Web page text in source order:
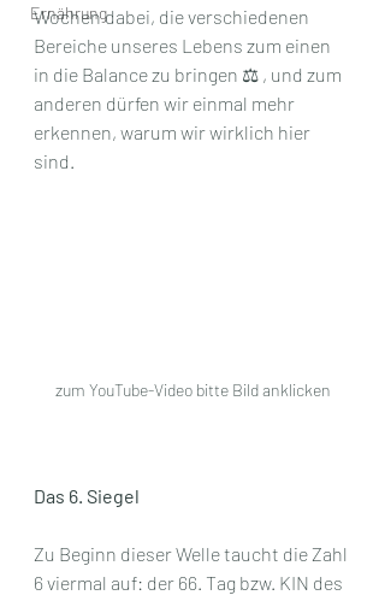
Ernährung
Wochen dabei, die verschiedenen
Bereiche unseres Lebens zum einen
in die Balance zu bringen ⚖️ , und zum
anderen dürfen wir einmal mehr
erkennen, warum wir wirklich hier
sind.
zum YouTube-Video bitte Bild anklicken
Das 6. Siegel
Zu Beginn dieser Welle taucht die Zahl
6 viermal auf: der 66. Tag bzw. KIN des